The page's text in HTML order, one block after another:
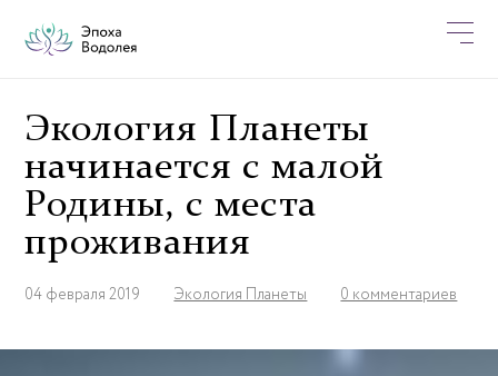
Экология Планеты
начинается с малой
Родины, с места
проживания
04 февраля 2019 Экология Планеты 0 комментариев